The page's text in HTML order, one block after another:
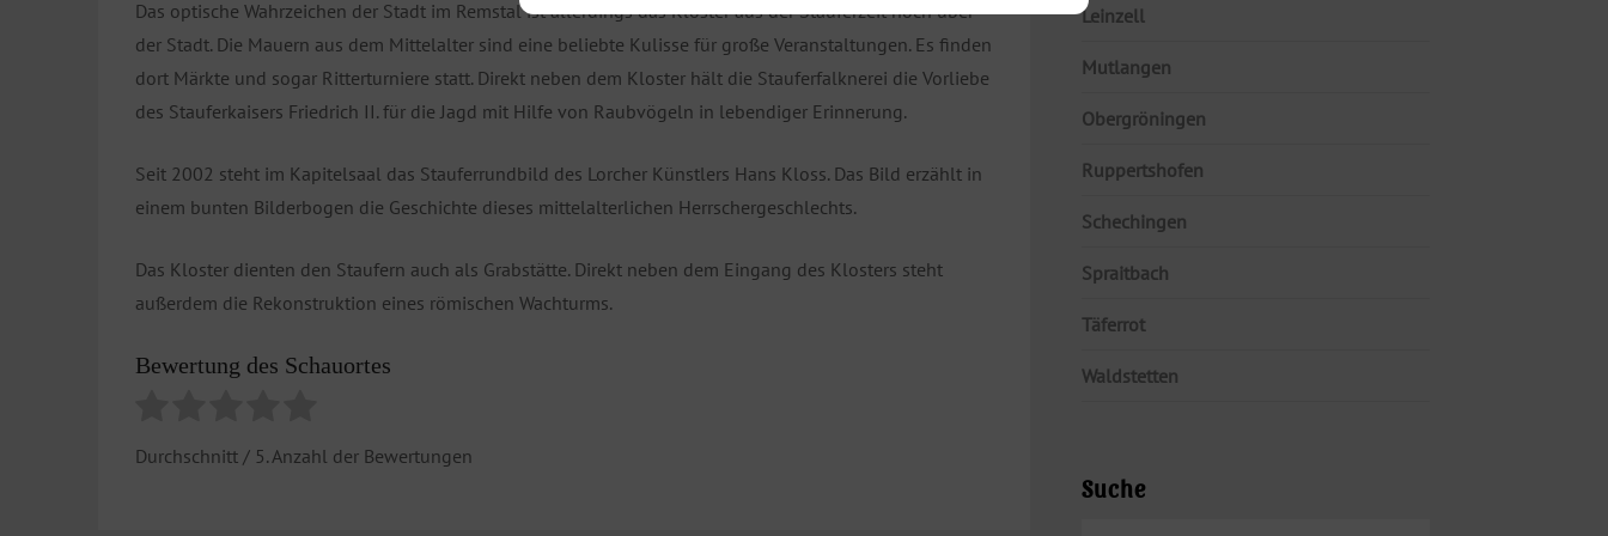
Das optische Wahrzeichen der Stadt im Remstal ist allerdings das Kloster aus der Stauferzeit hoch über
der Stadt. Die Mauern aus dem Mittelalter sind eine beliebte Kulisse für große Veranstaltungen. Es finden
dort Märkte und sogar Ritterturniere statt. Direkt neben dem Kloster hält die Stauferfalknerei die Vorliebe
des Stauferkaisers Friedrich II. für die Jagd mit Hilfe von Raubvögeln in lebendiger Erinnerung.
Seit 2002 steht im Kapitelsaal das Stauferrundbild des Lorcher Künstlers Hans Kloss. Das Bild erzählt in
einem bunten Bilderbogen die Geschichte dieses mittelalterlichen Herrschergeschlechts.
Das Kloster dienten den Staufern auch als Grabstätte. Direkt neben dem Eingang des Klosters steht
außerdem die Rekonstruktion eines römischen Wachturms.
Bewertung des Schauortes
Durchschnitt/ 5. Anzahl der Bewertungen
Leinzell
Mutlangen
Obergröningen
Ruppertshofen
Schechingen
Spraitbach
Täferrot
Waldstetten
Suche